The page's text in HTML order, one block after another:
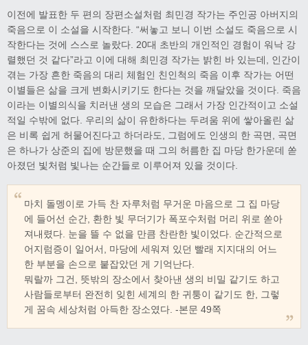
이전에 발표한 두 편의 장편소설처럼 최민경 작가는 주인공 아버지의
죽음으로 이 소설을 시작한다. “써놓고 보니 이번 소설도 죽음으로 시
작한다는 것에 스스로 놀랐다. 20대 초반의 개인적인 경험이 워낙 강
렬했던 것 같다”라고 이에 대해 최민경 작가는 밝힌 바 있는데, 인간이
겪는 가장 흔한 죽음의 대리 체험인 친인척의 죽음 이후 작가는 어떤
이별들은 삶을 크게 변화시키기도 한다는 것을 깨달았을 것이다. 죽음
이라는 이별의식을 치러낸 생의 모습은 그래서 가장 인간적이고 소설
적일 수밖에 없다. 우리의 삶이 유한하다는 두려움 위에 쌓아올린 삶
은 비록 쉽게 허물어진다고 하더라도, 그럼에도 인생의 한 곡면, 곡면
은 하나가 상준의 집에 방문했을 때 그의 허름한 집 마당 한가운데 쏟
아졌던 빛처럼 빛나는 순간들로 이루어져 있을 것이다.
마치 돌멩이로 가득 찬 자루처럼 무거운 마음으로 그 집 마당
에 들어선 순간, 환한 빛 무더기가 폭포수처럼 머리 위로 쏟아
져내렸다. 눈을 뜰 수 없을 만큼 찬란한 빛이었다. 순간적으로
어지럼증이 일어서, 마당에 세워져 있던 빨래 지지대의 어느
한 부분을 손으로 붙잡았던 게 기억난다.
뭐랄까 그건, 뜻밖의 장소에서 찾아낸 생의 비밀 같기도 하고
사람들로부터 완전히 잊힌 세계의 한 귀퉁이 같기도 한, 그렇
게 꿈속 세상처럼 아득한 장소였다. -본문 49쪽